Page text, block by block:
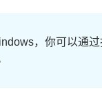
，你可以通